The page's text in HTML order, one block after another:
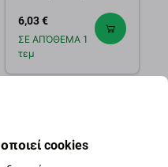
FixPremium
6,03 €
ΣΕ ΑΠΌΘΕΜΑ 1
τεμ
cookies